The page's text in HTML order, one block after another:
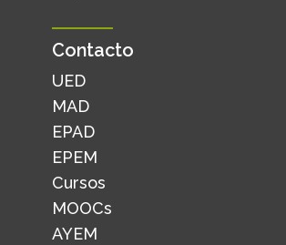
Contacto
UED
MAD
EPAD
EPEM
Cursos
MOOCs
AYEM